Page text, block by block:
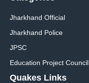
Jharkhand Official
Jharkhand Police
JPSC
Education Project Council
Quakes Links